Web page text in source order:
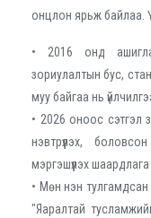
онцлон ярьж байлаа.
• 2016 онд
зориулалтын бус,
муу байгаа нь
• 2026 оноос сэтгэл
нэвтрүүлэх,
мэргэшүүлэх
• Мөн нэн
"Яаралтай